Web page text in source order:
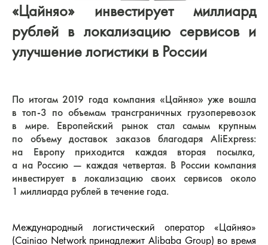
«Цайняо» инвестирует миллиард
рублей в локализацию сервисов и
улучшение логистики в России
По итогам 2019 года компания «Цайняо» уже вошла
в топ-3 по объемам трансграничных грузоперевозок
в мире. Европейский рынок стал самым крупным
по объему доставок заказов благодаря AliExpress:
на Европу приходится каждая вторая посылка,
а на Россию — каждая четвертая. В России компания
инвестирует в локализацию своих сервисов около
1 миллиарда рублей в течение года.
Международный логистический оператор «Цайняо»
(Cainiao Network принадлежит Alibaba Group) во время